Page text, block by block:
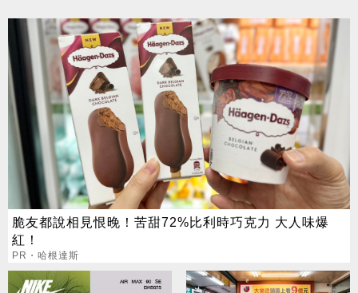
脆友都說相見恨晚！苦甜72%比利時巧克力 大人味爆
紅！
PR・哈根達斯